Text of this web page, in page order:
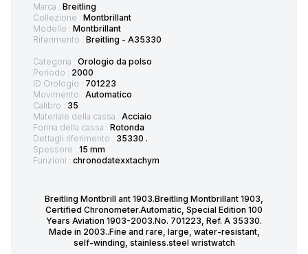
Marca : Breitling
Collezione : Montbrillant
Modello : Montbrillant
Riferimento : Breitling - A35330
Categoria : Orologio da polso
Periodo : 2000
ID Orologio : 701223
Movimento : Automatico
Calibro : 35
Materiale della cassa : Acciaio
Forma della cassa : Rotonda
Dettagli riferimento : 35330 .
Spessore : 15 mm
Funzioni : chronodatexxtachym
Breitling Montbrill ant 1903.Breitling Montbrillant 1903,
Certified Chronometer.Automatic, Special Edition 100
Years Aviation 1903-2003.No. 701223, Ref. A 35330.
Made in 2003..Fine and rare, large, water-resistant,
self-winding, stainless.steel wristwatch